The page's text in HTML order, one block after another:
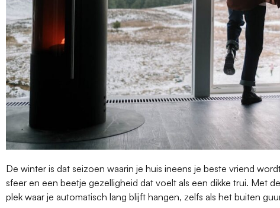
De winter is dat seizoen waarin je huis ineens je beste vriend
sfeer en een beetje gezelligheid dat voelt als een dikke trui. Met
plek waar je automatisch lang blijft hangen, zelfs als het buiten